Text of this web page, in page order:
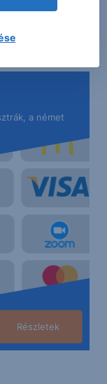
a német
Részletek